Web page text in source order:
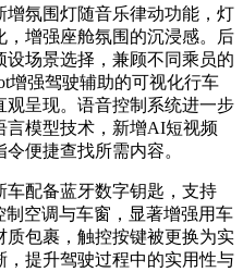
氛围灯随音乐律动功能，灯
增强座舱氛围的沉浸感。后
场景选择，兼顾不同乘员的
增强驾驶辅助的可视化行车
呈现。语音控制系统进一步
言模型技术，新增AI短视频
便捷查找所需内容。
配备蓝牙数字钥匙，支持
空调与车窗，显著增强用车
包裹，触控按键被更换为实
提升驾驶过程中的实用性与